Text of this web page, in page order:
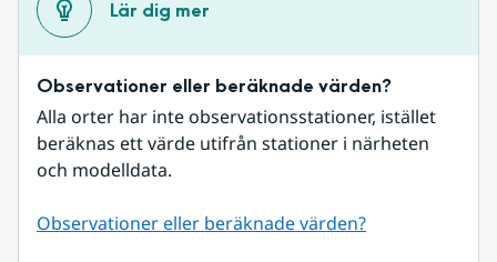
Lär dig mer
Observationer eller beräknade värden?
Alla orter har inte observationsstationer, istället
beräknas ett värde utifrån stationer i närheten
och modelldata.
Observationer eller beräknade värden?